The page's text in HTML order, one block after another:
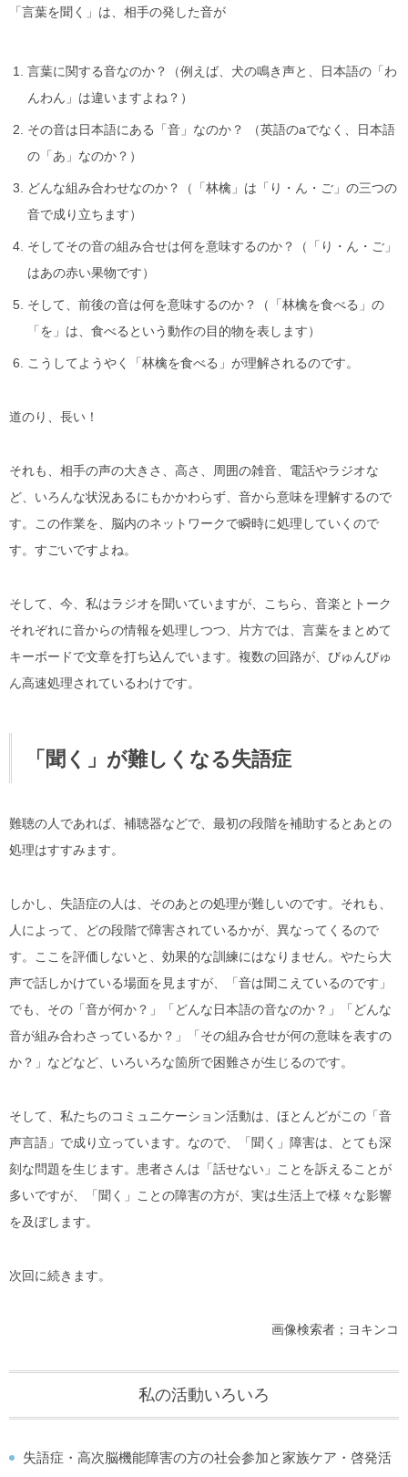
「言葉を聞く」は、相手の発した音が
言葉に関する音なのか？（例えば、犬の鳴き声と、日本語の「わ
んわん」は違いますよね？）
その音は日本語にある「音」なのか？ （英語のaでなく、日本語
の「あ」なのか？）
どんな組み合わせなのか？（「林檎」は「り・ん・ご」の三つの
音で成り立ちます）
そしてその音の組み合せは何を意味するのか？（「り・ん・ご」
はあの赤い果物です）
そして、前後の音は何を意味するのか？（「林檎を食べる」の
「を」は、食べるという動作の目的物を表します）
こうしてようやく「林檎を食べる」が理解されるのです。
道のり、長い！
それも、相手の声の大きさ、高さ、周囲の雑音、電話やラジオな
ど、いろんな状況あるにもかかわらず、音から意味を理解するので
す。この作業を、脳内のネットワークで瞬時に処理していくので
す。すごいですよね。
そして、今、私はラジオを聞いていますが、こちら、音楽とトーク
それぞれに音からの情報を処理しつつ、片方では、言葉をまとめて
キーボードで文章を打ち込んでいます。複数の回路が、びゅんびゅ
ん高速処理されているわけです。
「聞く」が難しくなる失語症
難聴の人であれば、補聴器などで、最初の段階を補助するとあとの
処理はすすみます。
しかし、失語症の人は、そのあとの処理が難しいのです。それも、
人によって、どの段階で障害されているかが、異なってくるので
す。ここを評価しないと、効果的な訓練にはなりません。やたら大
声で話しかけている場面を見ますが、「音は聞こえているのです」
でも、その「音が何か？」「どんな日本語の音なのか？」「どんな
音が組み合わさっているか？」「その組み合せが何の意味を表すの
か？」などなど、いろいろな箇所で困難さが生じるのです。
そして、私たちのコミュニケーション活動は、ほとんどがこの「音
声言語」で成り立っています。なので、「聞く」障害は、とても深
刻な問題を生じます。患者さんは「話せない」ことを訴えることが
多いですが、「聞く」ことの障害の方が、実は生活上で様々な影響
を及ぼします。
次回に続きます。
画像検索者；ヨキンコ
私の活動いろいろ
失語症・高次脳機能障害の方の社会参加と家族ケア・啓発活